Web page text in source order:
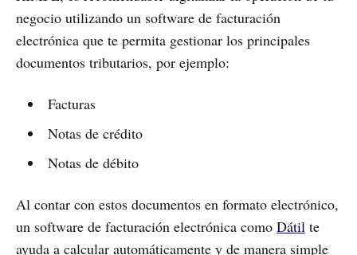
negocio utilizando un software de facturación
electrónica que te permita gestionar los principales
documentos tributarios, por ejemplo:
Facturas
Notas de crédito
Notas de débito
Al contar con estos documentos en formato electrónico,
un software de facturación electrónica como Dátil te
ayuda a calcular automáticamente y de manera simple